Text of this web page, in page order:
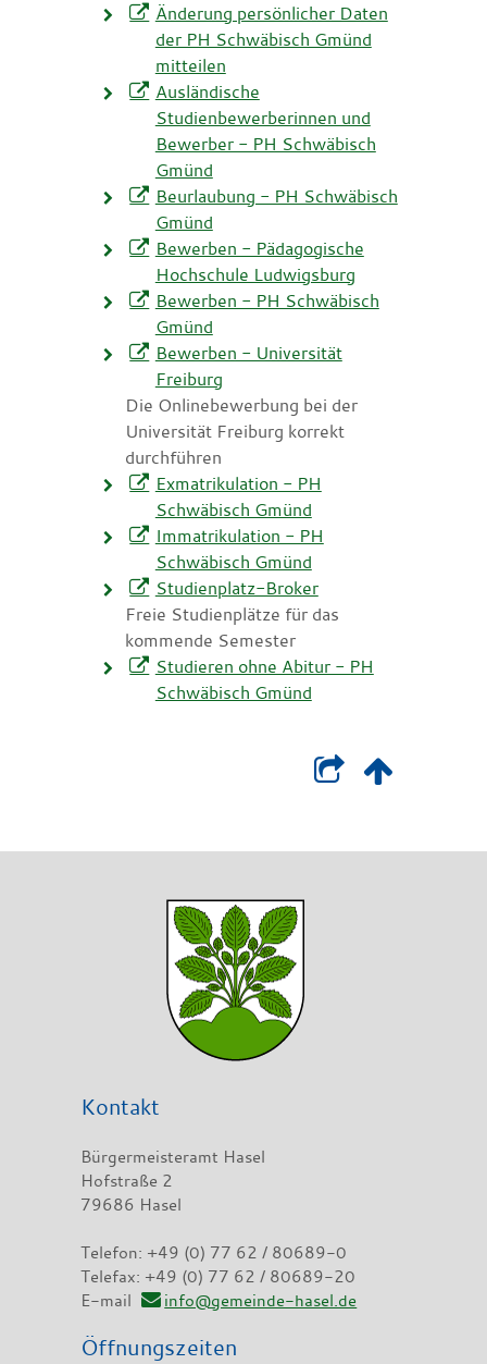
Änderung persönlicher Daten
der PH Schwäbisch Gmünd
mitteilen
Ausländische
Studienbewerberinnen und
Bewerber - PH Schwäbisch
Gmünd
Beurlaubung - PH Schwäbisch
Gmünd
Bewerben - Pädagogische
Hochschule Ludwigsburg
Bewerben - PH Schwäbisch
Gmünd
Bewerben - Universität
Freiburg
Die Onlinebewerbung bei der
Universität Freiburg korrekt
durchführen
Exmatrikulation - PH
Schwäbisch Gmünd
Immatrikulation - PH
Schwäbisch Gmünd
Studienplatz-Broker
Freie Studienplätze für das
kommende Semester
Studieren ohne Abitur - PH
Schwäbisch Gmünd
Kontakt
Bürgermeisteramt Hasel
Hofstraße 2
79686 Hasel
Telefon: +49 (0) 77 62 / 80689-0
Telefax: +49 (0) 77 62 / 80689-20
E-mail
info@gemeinde-hasel.de
Öffnungszeiten